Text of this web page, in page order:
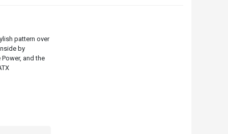
pattern over
by
and the